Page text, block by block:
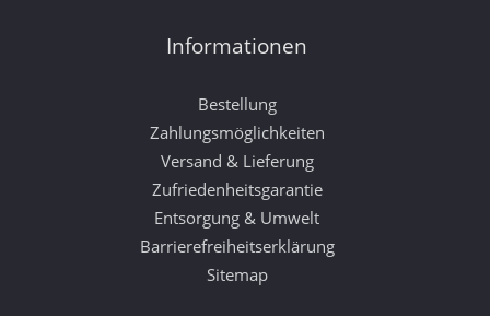
Informationen
Bestellung
Zahlungsmöglichkeiten
Versand & Lieferung
Zufriedenheitsgarantie
Entsorgung & Umwelt
Barrierefreiheitserklärung
Sitemap